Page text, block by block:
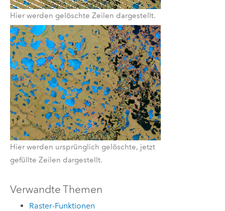
Hier werden gelöschte Zeilen dargestellt.
Hier werden ursprünglich gelöschte, jetzt
gefüllte Zeilen dargestellt.
Verwandte Themen
Raster-Funktionen